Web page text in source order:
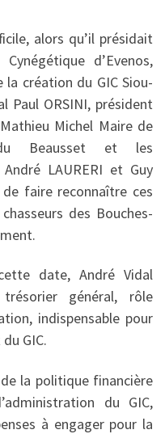
alors qu’il présidait
d’Evenos,
création du GIC Siou-
Paul ORSINI, président
Michel Maire de
Beausset et les
LAURERI et Guy
de faire reconnaître ces
des Bouches-
date, André Vidal
général, rôle
indispensable pour
GIC.
la politique financière
du GIC,
à engager pour la